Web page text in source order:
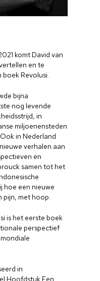
komt David van
en te
Revolusi.
bijna
nog levende
in
miljoenensteden
in Nederland
verhalen aan
en
samen tot het
hoe een nieuwe
pijn, met hoop.
is het eerste boek
perspectief
in
Hoofdstuk Een.